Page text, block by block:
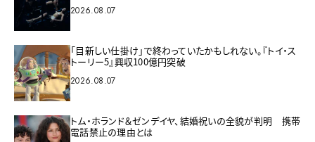
2026.08.07
「目新しい仕掛け」で終わっていたかもしれない。『トイ・ス
トーリー5』興収100億円突破
2026.08.07
トム・ホランド＆ゼンデイヤ、結婚祝いの全貌が判明 携帯
電話禁止の理由とは